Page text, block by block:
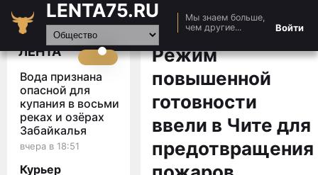
LENTA75.RU
Мы знаем больше,
чем другие...
Войти
Главная
Новости
Видео
Статьи
ЛЕНТА
Вода признана
опасной для
купания в восьми
реках и озёрах
Забайкалья
вчера в 18:51
Курьер
Режим
повышенной
готовности
ввели в Чите для
предотвращения